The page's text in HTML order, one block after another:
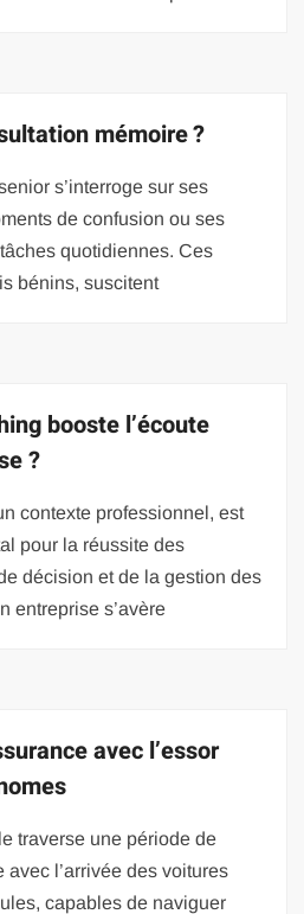
mémoire ?
s’interroge sur ses
de confusion ou ses
quotidiennes. Ces
bénins, suscitent
booste l’écoute
?
contexte professionnel, est
pour la réussite des
décision et de la gestion des
entreprise s’avère
avec l’essor
traverse une période de
l’arrivée des voitures
capables de naviguer